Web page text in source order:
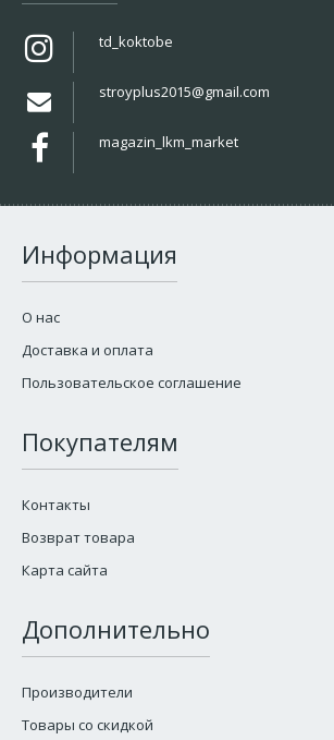
td_koktobe
stroyplus2015@gmail.com
magazin_lkm_market
Информация
О нас
Доставка и оплата
Пользовательское соглашение
Покупателям
Контакты
Возврат товара
Карта сайта
Дополнительно
Производители
Товары со скидкой